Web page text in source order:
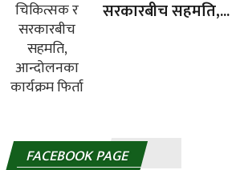
सरकारबीच सहमति,...
FACEBOOK PAGE